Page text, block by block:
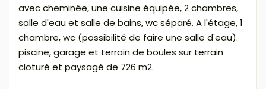
avec cheminée, une cuisine équipée, 2 chambres,
salle d'eau et salle de bains, wc séparé. A l'étage, 1
chambre, wc (possibilité de faire une salle d'eau).
piscine, garage et terrain de boules sur terrain
cloturé et paysagé de 726 m2.